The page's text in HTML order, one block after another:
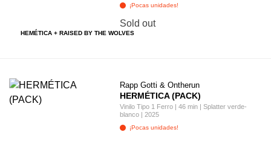
HEMÉTICA + RAISED BY THE WOLVES
¡Pocas unidades!
Sold out
Rapp Gotti & Ontherun
HERMÉTICA (PACK)
Vinilo Tipo 1 Ferro | 46 min | Splatter verde-
blanco | 2025
¡Pocas unidades!